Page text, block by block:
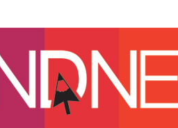
DATI
RICERCHE